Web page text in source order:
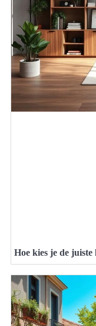
Hoe kies je de